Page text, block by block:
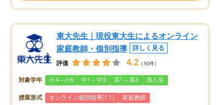
東大先生｜現役東大生によるオンライン
家庭教師・個別指導
詳しく見る
評価 4.2 （10件）
対象学年 小4～小6 中1～中3 高1～高3 浪人生
授業形式 オンライン個別指導(1:1) 家庭教師